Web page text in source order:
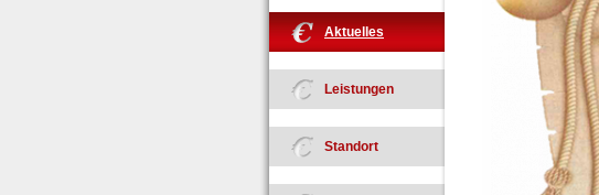
Aktuelles
Leistungen
Standort